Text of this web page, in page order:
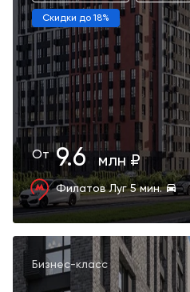
Скидки до 18%
От 9.6 млн ₽
Филатов Луг5 мин.
Бизнес-класс